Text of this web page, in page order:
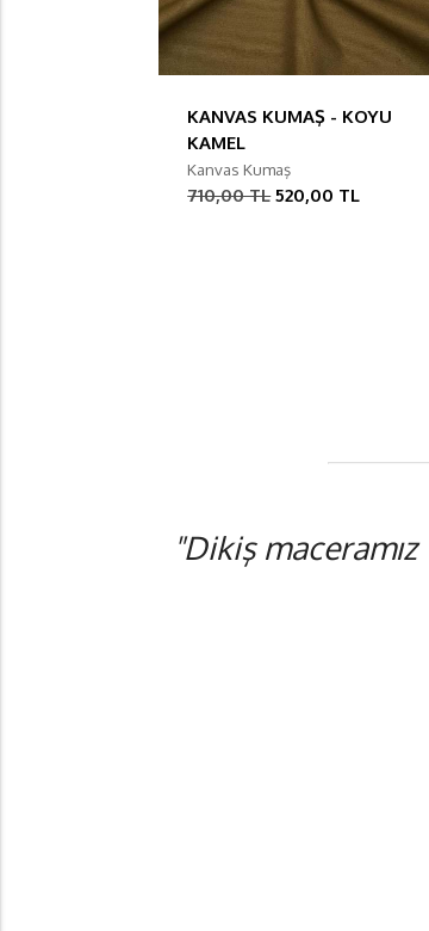
KANVAS KUMAŞ - KOYU
KAMEL
Kanvas Kumaş
710,00 TL 520,00 TL
"Dikiş maceramız